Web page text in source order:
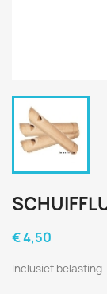
€ 4,50
Inclusief belasting